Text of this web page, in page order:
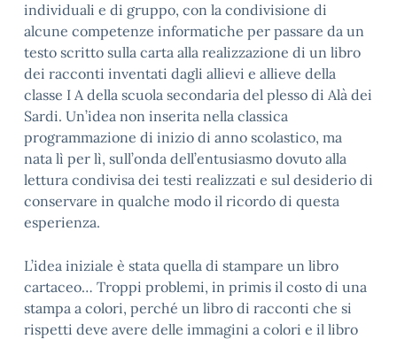
individuali e di gruppo, con la condivisione di
alcune competenze informatiche per passare da un
testo scritto sulla carta alla realizzazione di un libro
dei racconti inventati dagli allievi e allieve della
classe I A della scuola secondaria del plesso di Alà dei
Sardi. Un’idea non inserita nella classica
programmazione di inizio di anno scolastico, ma
nata lì per lì, sull’onda dell’entusiasmo dovuto alla
lettura condivisa dei testi realizzati e sul desiderio di
conservare in qualche modo il ricordo di questa
esperienza.
L’idea iniziale è stata quella di stampare un libro
cartaceo… Troppi problemi, in primis il costo di una
stampa a colori, perché un libro di racconti che si
rispetti deve avere delle immagini a colori e il libro